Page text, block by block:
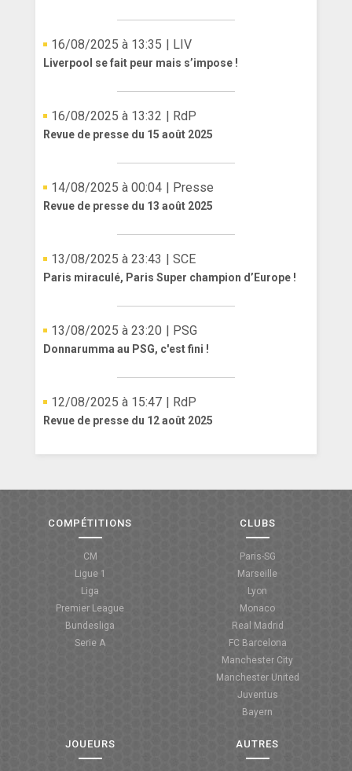
16/08/2025 à 13:35 | LIV
Liverpool se fait peur mais s’impose !
16/08/2025 à 13:32 | RdP
Revue de presse du 15 août 2025
14/08/2025 à 00:04 | Presse
Revue de presse du 13 août 2025
13/08/2025 à 23:43 | SCE
Paris miraculé, Paris Super champion d’Europe !
13/08/2025 à 23:20 | PSG
Donnarumma au PSG, c'est fini !
12/08/2025 à 15:47 | RdP
Revue de presse du 12 août 2025
COMPÉTITIONS
CM
Ligue 1
Liga
Premier League
Bundesliga
Serie A
CLUBS
Paris-SG
Marseille
Lyon
Monaco
Real Madrid
FC Barcelona
Manchester City
Manchester United
Juventus
Bayern
JOUEURS AUTRES